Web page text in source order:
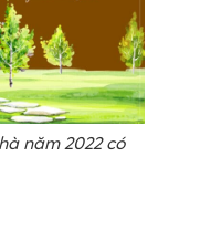
năm 2022 có